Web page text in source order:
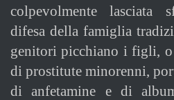
colpevolmente lasciata
difesa della famiglia
genitori picchiano i figli,
di prostitute minorenni,
di anfetamine e di